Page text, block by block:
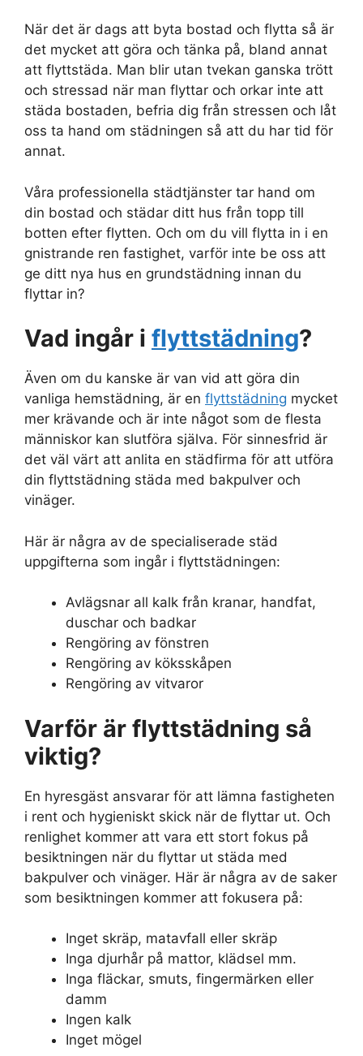
När det är dags att byta bostad och flytta så är
det mycket att göra och tänka på, bland annat
att flyttstäda. Man blir utan tvekan ganska trött
och stressad när man flyttar och orkar inte att
städa bostaden, befria dig från stressen och låt
oss ta hand om städningen så att du har tid för
annat.
Våra professionella städtjänster tar hand om
din bostad och städar ditt hus från topp till
botten efter flytten. Och om du vill flytta in i en
gnistrande ren fastighet, varför inte be oss att
ge ditt nya hus en grundstädning innan du
flyttar in?
Vad ingår i flyttstädning?
Även om du kanske är van vid att göra din
vanliga hemstädning, är en flyttstädning mycket
mer krävande och är inte något som de flesta
människor kan slutföra själva. För sinnesfrid är
det väl värt att anlita en städfirma för att utföra
din flyttstädning städa med bakpulver och
vinäger.
Här är några av de specialiserade städ
uppgifterna som ingår i flyttstädningen:
Avlägsnar all kalk från kranar, handfat,
duschar och badkar
Rengöring av fönstren
Rengöring av köksskåpen
Rengöring av vitvaror
Varför är flyttstädning så
viktig?
En hyresgäst ansvarar för att lämna fastigheten
i rent och hygieniskt skick när de flyttar ut. Och
renlighet kommer att vara ett stort fokus på
besiktningen när du flyttar ut städa med
bakpulver och vinäger. Här är några av de saker
som besiktningen kommer att fokusera på:
Inget skräp, matavfall eller skräp
Inga djurhår på mattor, klädsel mm.
Inga fläckar, smuts, fingermärken eller
damm
Ingen kalk
Inget mögel